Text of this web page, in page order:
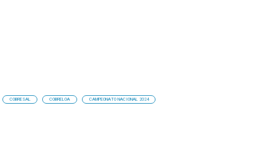
COBRESAL COBRELOA CAMPEONATO NACIONAL 2024